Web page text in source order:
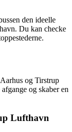
den ideelle
Du kan checke
og Tirstrup
og skaber en
Lufthavn